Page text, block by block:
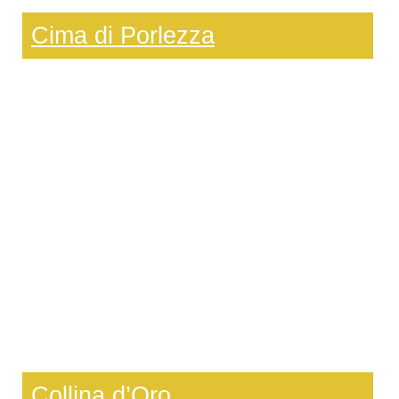
Cima di Porlezza